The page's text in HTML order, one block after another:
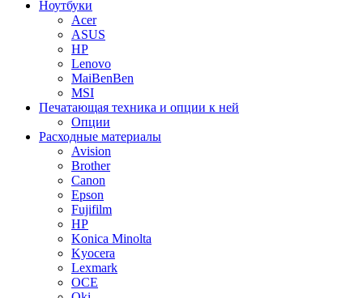
Ноутбуки
Acer
ASUS
HP
Lenovo
MaiBenBen
MSI
Печатающая техника и опции к ней
Опции
Расходные материалы
Avision
Brother
Canon
Epson
Fujifilm
HP
Konica Minolta
Kyocera
Lexmark
OCE